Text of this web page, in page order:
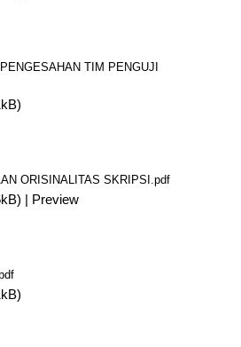
TIM PENGUJI
ORISINALITAS SKRIPSI.pdf
Preview